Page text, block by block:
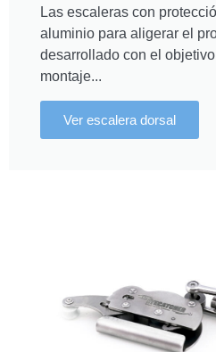
Las escaleras con
aluminio para aligerar el
desarrollado con el
montaje...
Ver escalera dorsal